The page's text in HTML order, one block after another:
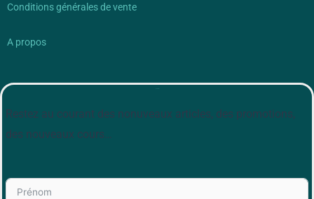
Conditions générales de vente
A propos
Restez au courant des nonuveaux articles, des promotions,
des nouveaux cours…